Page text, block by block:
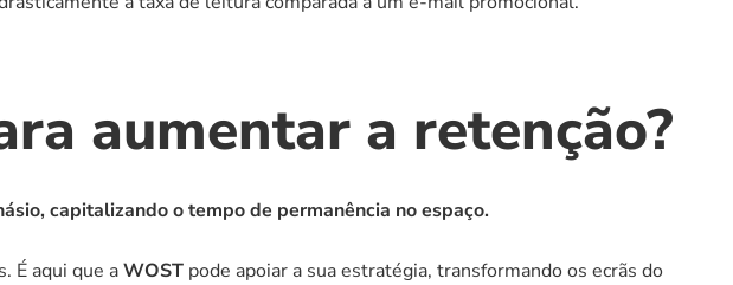
aumentar a retenção?
capitalizando o tempo de permanência no espaço.
É aqui que a WOST pode apoiar a sua estratégia, transformando os ecrãs do